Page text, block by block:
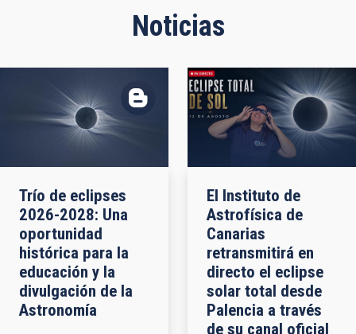
Noticias
Trío de eclipses
2026-2028: Una
oportunidad
histórica para la
educación y la
divulgación de la
Astronomía
El Instituto de
Astrofísica de
Canarias
retransmitirá en
directo el eclipse
solar total desde
Palencia a través
de su canal oficial